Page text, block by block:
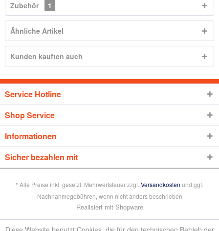
Zubehör 1
Ähnliche Artikel
Kunden kauften auch
Service Hotline
Shop Service
Informationen
Sicher bezahlen mit
* Alle Preise inkl. gesetzl. Mehrwertsteuer zzgl. Versandkosten und ggf.
Nachnahmegebühren, wenn nicht anders beschrieben
Realisiert mit Shopware